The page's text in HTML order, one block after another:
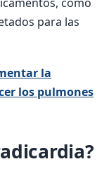
para las
la
los pulmones